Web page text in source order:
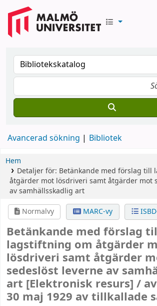
Avancerad sökning Bibliotek
Hem
Detaljer för: Betänkande med förslag till
åtgärder mot lösdriveri samt åtgärder mot
av samhällsskadlig art
Normalvy
MARC-vy
Betänkande med förslag
lagstiftning om åtgärder
lösdriveri samt åtgärder
sedeslöst leverne av
art [Elektronisk resurs] /
30 maj 1929 av tillkallade